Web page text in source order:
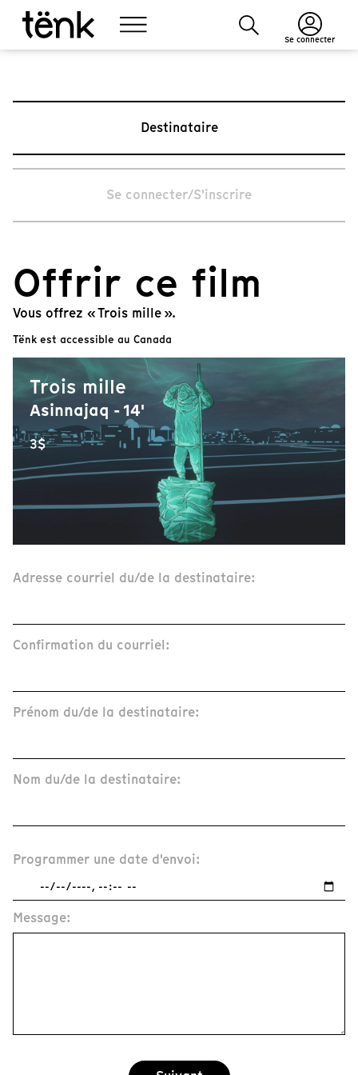
Se connecter
Destinataire
Se connecter/S'inscrire
Offrir ce film
Vous offrez « Trois mille ».
Tënk est accessible au Canada
Trois mille
Asinnajaq - 14'
3$
Adresse courriel du/de la destinataire:
Confirmation du courriel:
Prénom du/de la destinataire:
Nom du/de la destinataire:
Programmer une date d'envoi:
Message: